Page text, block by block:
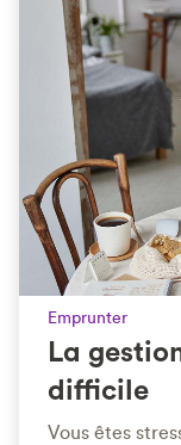
Emprunter
La
difficile
Vous êtes